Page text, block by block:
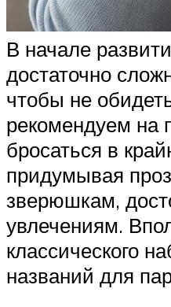
В начале
достаточно
чтобы не
рекомендуем на
бросаться в
придумывая
зверюшкам,
увлечениям.
классического
названий для